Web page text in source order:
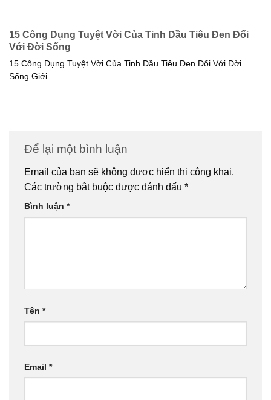
15 Công Dụng Tuyệt Vời Của Tinh Dầu Tiêu Đen Đối
Với Đời Sống
15 Công Dụng Tuyệt Vời Của Tinh Dầu Tiêu Đen Đối Với Đời
Sống Giới
Để lại một bình luận
Email của bạn sẽ không được hiển thị công khai.
Các trường bắt buộc được đánh dấu *
Bình luận *
Tên *
Email *